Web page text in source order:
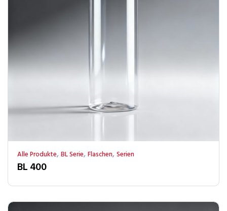
Alle Produkte, BL Serie, Flaschen, Serien
BL 400